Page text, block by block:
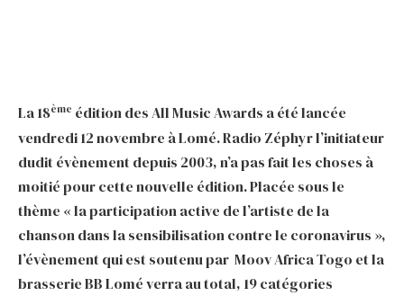
La 18ème édition des All Music Awards a été lancée
vendredi 12 novembre à Lomé. Radio Zéphyr l’initiateur
dudit évènement depuis 2003, n’a pas fait les choses à
moitié pour cette nouvelle édition. Placée sous le
thème « la participation active de l’artiste de la
chanson dans la sensibilisation contre le coronavirus »,
l’évènement qui est soutenu par Moov Africa Togo et la
brasserie BB Lomé verra au total, 19 catégories